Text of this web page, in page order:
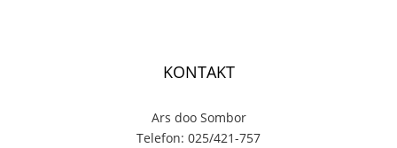
KONTAKT
Ars doo Sombor
Telefon: 025/421-757